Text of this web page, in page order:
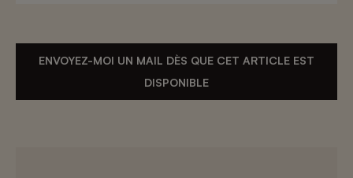
ENVOYEZ-MOI UN MAIL DÈS QUE CET ARTICLE EST
DISPONIBLE